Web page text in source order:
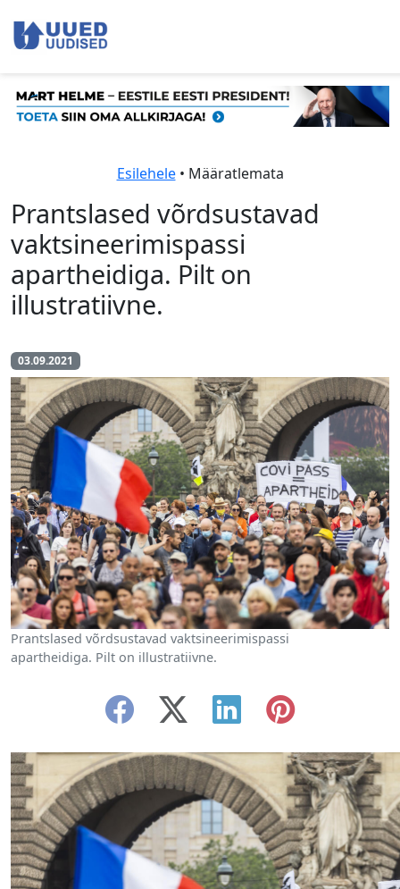
Esilehele• Määratlemata
Prantslased võrdsustavad
vaktsineerimispassi
apartheidiga. Pilt on
illustratiivne.
03.09.2021
Prantslased võrdsustavad vaktsineerimispassi
apartheidiga. Pilt on illustratiivne.